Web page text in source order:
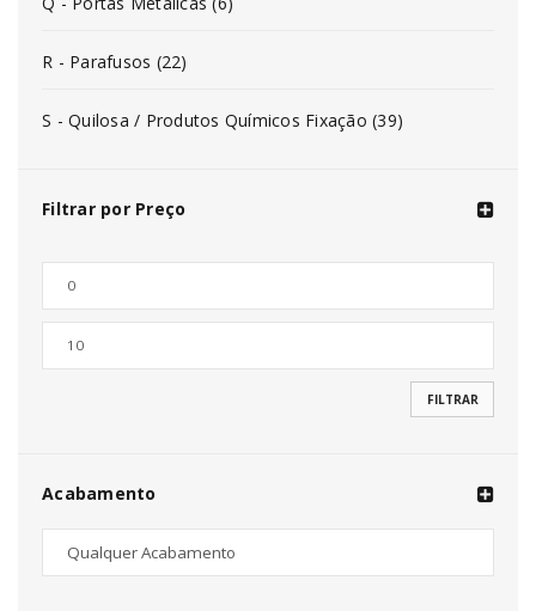
R - Parafusos (22)
S - Quilosa / Produtos Químicos Fixação (39)
Filtrar por Preço
FILTRAR
Acabamento